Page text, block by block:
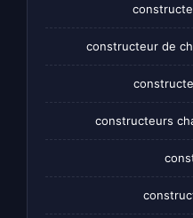
constructeur de
constructeurs